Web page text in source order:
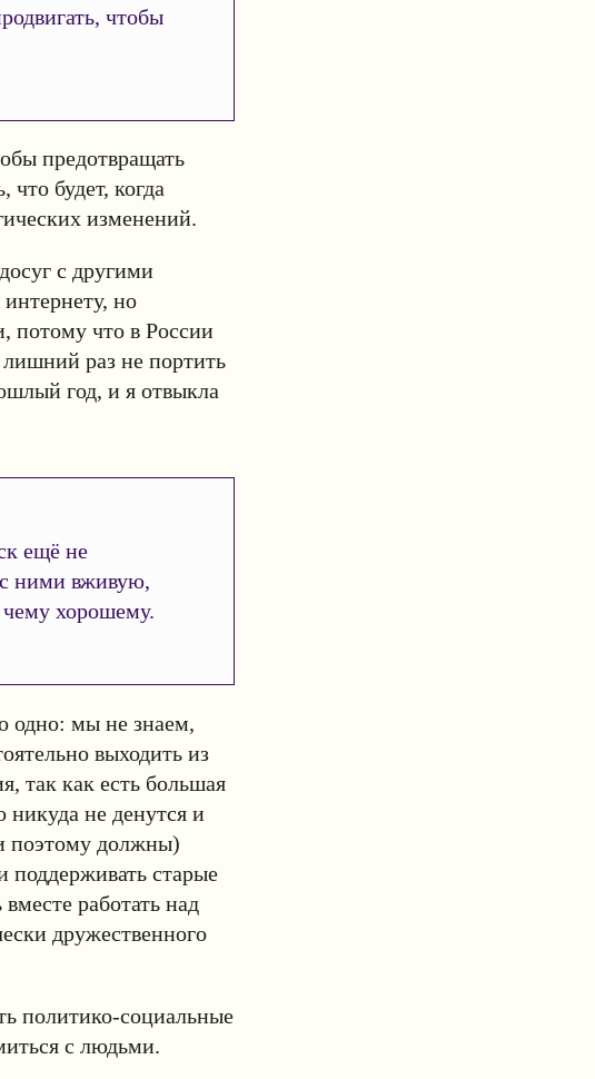
чтобы
предотвращать
будет, когда
изменений.
с другими
но
потому что в России
раз не портить
год, и я отвыкла
ещё не
ними вживую,
чему хорошему.
одно: мы не знаем,
выходить из
так как есть большая
никуда не денутся и
поэтому должны)
поддерживать старые
работать над
дружественного
политико-социальные
с людьми.